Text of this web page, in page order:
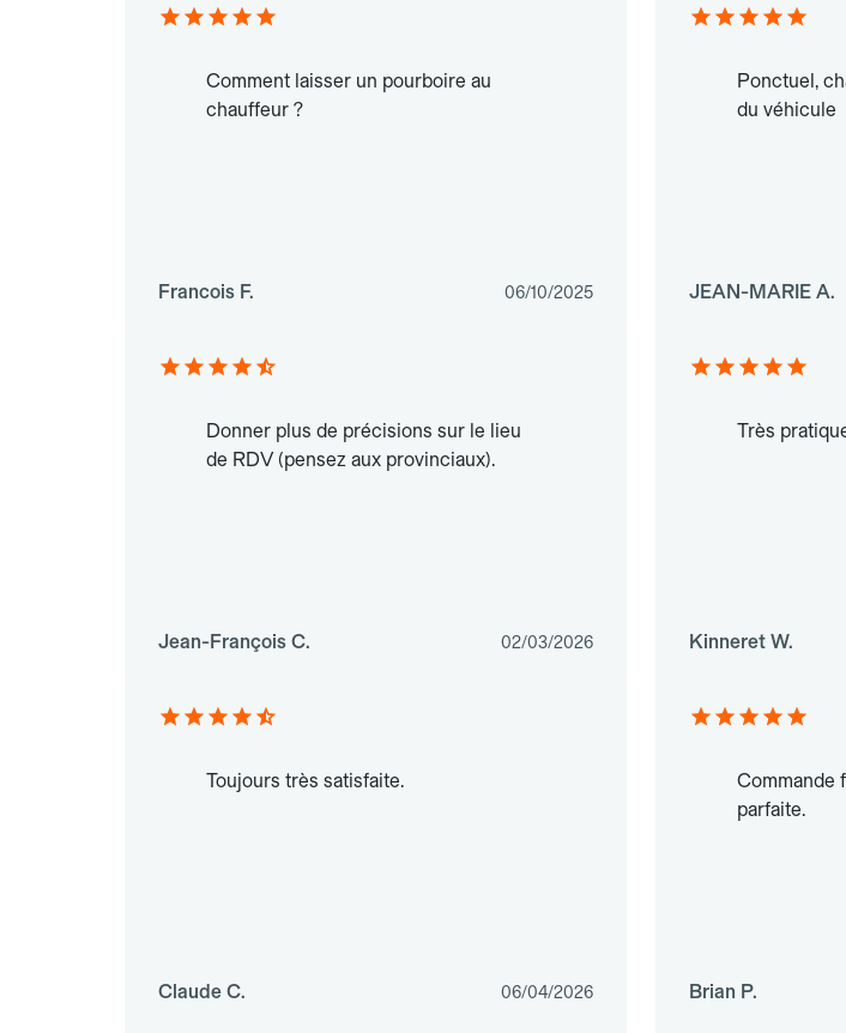
Comment laisser un pourboire au
chauffeur ?
Francois F. 06/10/2025
Ponctuel,
du véhicule
JEAN-MARIE A.
Donner plus de précisions sur le lieu
de RDV (pensez aux provinciaux).
Jean-François C. 02/03/2026
Très
Kinneret W.
Toujours très satisfaite.
Claude C. 06/04/2026
Commande
parfaite.
Brian P.